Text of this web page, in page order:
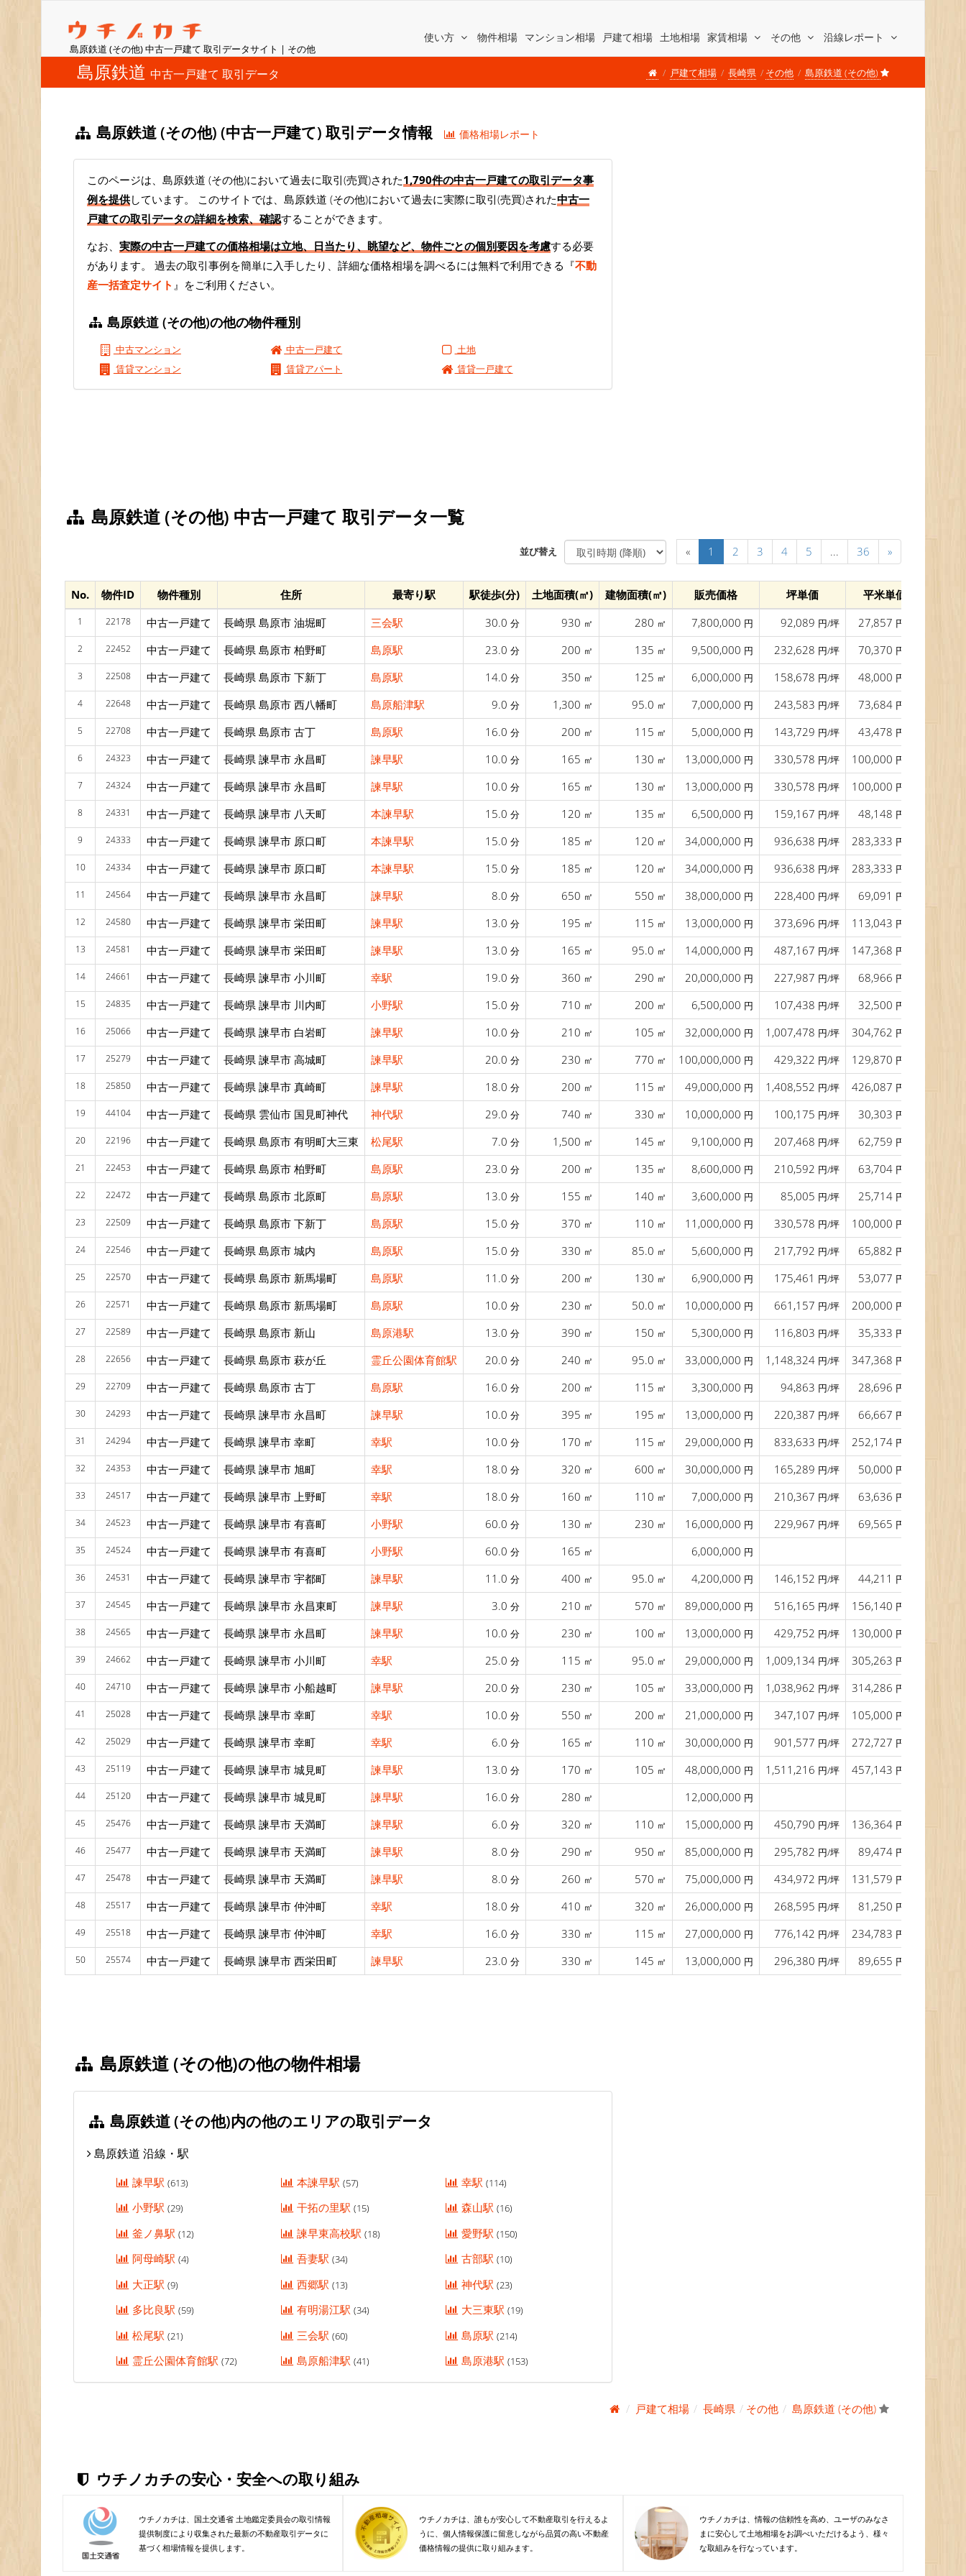
島原鉄道 (その他) 中古一戸建て 取引データサイト | その他
使い方 物件相場 マンション相場 戸建て相場 土地相場 家賃相場 その他 沿線レポート
島原鉄道 中古一戸建て 取引データ 戸建て相場 長崎県 その他 島原鉄道 (その他)
島原鉄道 (その他) (中古一戸建て) 取引データ情報 価格相場レポート
このページは、島原鉄道 (その他)において過去に取引(売買)された1,790件の中古一戸建ての取引データ事
例を提供しています。 このサイトでは、島原鉄道 (その他)において過去に実際に取引(売買)された中古一
戸建ての取引データの詳細を検索、確認することができます。
なお、 実際の中古一戸建ての価格相場は立地、日当たり、眺望など、物件ごとの個別要因を考慮する必要
があります。 過去の取引事例を簡単に入手したり、詳細な価格相場を調べるには無料で利用できる『不動
産一括査定サイト 』をご利用ください。
島原鉄道 (その他)の他の物件種別
中古マンション 中古一戸建て
土地
賃貸マンション
賃貸アパート 賃貸一戸建て
島原鉄道 (その他) 中古一戸建て 取引データ一覧
並び替え « 1 2 3 4 5 ... 36 »
No. 物件ID 物件種別 住所 最寄り駅 駅徒歩(分) 土地面積(㎡) 建物面積(㎡) 販売価格 坪単価 平米単価
1 22178 中古一戸建て 長崎県 島原市 油堀町 三会駅 30.0 分 930 ㎡ 280 ㎡ 7,800,000 円 92,089 円/坪 27,857 円/㎡
2 22452 中古一戸建て 長崎県 島原市 柏野町 島原駅 23.0 分 200 ㎡ 135 ㎡ 9,500,000 円 232,628 円/坪 70,370 円/㎡
3 22508 中古一戸建て 長崎県 島原市 下新丁 島原駅 14.0 分 350 ㎡ 125 ㎡ 6,000,000 円 158,678 円/坪 48,000 円/㎡
4 22648 中古一戸建て 長崎県 島原市 西八幡町 島原船津駅 9.0 分 1,300 ㎡ 95.0 ㎡ 7,000,000 円 243,583 円/坪 73,684 円/㎡
5 22708 中古一戸建て 長崎県 島原市 古丁 島原駅 16.0 分 200 ㎡ 115 ㎡ 5,000,000 円 143,729 円/坪 43,478 円/㎡
6 24323 中古一戸建て 長崎県 諫早市 永昌町 諫早駅 10.0 分 165 ㎡ 130 ㎡ 13,000,000 円 330,578 円/坪 100,000 円/㎡
7 24324 中古一戸建て 長崎県 諫早市 永昌町 諫早駅 10.0 分 165 ㎡ 130 ㎡ 13,000,000 円 330,578 円/坪 100,000 円/㎡
8 24331 中古一戸建て 長崎県 諫早市 八天町 本諫早駅 15.0 分 120 ㎡ 135 ㎡ 6,500,000 円 159,167 円/坪 48,148 円/㎡
9 24333 中古一戸建て 長崎県 諫早市 原口町 本諫早駅 15.0 分 185 ㎡ 120 ㎡ 34,000,000 円 936,638 円/坪 283,333 円/㎡
10 24334 中古一戸建て 長崎県 諫早市 原口町 本諫早駅 15.0 分 185 ㎡ 120 ㎡ 34,000,000 円 936,638 円/坪 283,333 円/㎡
11 24564 中古一戸建て 長崎県 諫早市 永昌町 諫早駅 8.0 分 650 ㎡ 550 ㎡ 38,000,000 円 228,400 円/坪 69,091 円/㎡
12 24580 中古一戸建て 長崎県 諫早市 栄田町 諫早駅 13.0 分 195 ㎡ 115 ㎡ 13,000,000 円 373,696 円/坪 113,043 円/㎡
13 24581 中古一戸建て 長崎県 諫早市 栄田町 諫早駅 13.0 分 165 ㎡ 95.0 ㎡ 14,000,000 円 487,167 円/坪 147,368 円/㎡
14 24661 中古一戸建て 長崎県 諫早市 小川町 幸駅 19.0 分 360 ㎡ 290 ㎡ 20,000,000 円 227,987 円/坪 68,966 円/㎡
15 24835 中古一戸建て 長崎県 諫早市 川内町 小野駅 15.0 分 710 ㎡ 200 ㎡ 6,500,000 円 107,438 円/坪 32,500 円/㎡
16 25066 中古一戸建て 長崎県 諫早市 白岩町 諫早駅 10.0 分 210 ㎡ 105 ㎡ 32,000,000 円 1,007,478 円/坪 304,762 円/㎡
17 25279 中古一戸建て 長崎県 諫早市 高城町 諫早駅 20.0 分 230 ㎡ 770 ㎡ 100,000,000 円 429,322 円/坪 129,870 円/㎡
18 25850 中古一戸建て 長崎県 諫早市 真崎町 諫早駅 18.0 分 200 ㎡ 115 ㎡ 49,000,000 円 1,408,552 円/坪 426,087 円/㎡
19 44104 中古一戸建て 長崎県 雲仙市 国見町神代 神代駅 29.0 分 740 ㎡ 330 ㎡ 10,000,000 円 100,175 円/坪 30,303 円/㎡
20 22196 中古一戸建て 長崎県 島原市 有明町大三東 松尾駅 7.0 分 1,500 ㎡ 145 ㎡ 9,100,000 円 207,468 円/坪 62,759 円/㎡
21 22453 中古一戸建て 長崎県 島原市 柏野町 島原駅 23.0 分 200 ㎡ 135 ㎡ 8,600,000 円 210,592 円/坪 63,704 円/㎡
22 22472 中古一戸建て 長崎県 島原市 北原町 島原駅 13.0 分 155 ㎡ 140 ㎡ 3,600,000 円 85,005 円/坪 25,714 円/㎡
23 22509 中古一戸建て 長崎県 島原市 下新丁 島原駅 15.0 分 370 ㎡ 110 ㎡ 11,000,000 円 330,578 円/坪 100,000 円/㎡
24 22546 中古一戸建て 長崎県 島原市 城内 島原駅 15.0 分 330 ㎡ 85.0 ㎡ 5,600,000 円 217,792 円/坪 65,882 円/㎡
25 22570 中古一戸建て 長崎県 島原市 新馬場町 島原駅 11.0 分 200 ㎡ 130 ㎡ 6,900,000 円 175,461 円/坪 53,077 円/㎡
26 22571 中古一戸建て 長崎県 島原市 新馬場町 島原駅 10.0 分 230 ㎡ 50.0 ㎡ 10,000,000 円 661,157 円/坪 200,000 円/㎡
27 22589 中古一戸建て 長崎県 島原市 新山 島原港駅 13.0 分 390 ㎡ 150 ㎡ 5,300,000 円 116,803 円/坪 35,333 円/㎡
28 22656 中古一戸建て 長崎県 島原市 萩が丘 霊丘公園体育館駅 20.0 分 240 ㎡ 95.0 ㎡ 33,000,000 円 1,148,324 円/坪 347,368 円/㎡
29 22709 中古一戸建て 長崎県 島原市 古丁 島原駅 16.0 分 200 ㎡ 115 ㎡ 3,300,000 円 94,863 円/坪 28,696 円/㎡
30 24293 中古一戸建て 長崎県 諫早市 永昌町 諫早駅 10.0 分 395 ㎡ 195 ㎡ 13,000,000 円 220,387 円/坪 66,667 円/㎡
31 24294 中古一戸建て 長崎県 諫早市 幸町 幸駅 10.0 分 170 ㎡ 115 ㎡ 29,000,000 円 833,633 円/坪 252,174 円/㎡
32 24353 中古一戸建て 長崎県 諫早市 旭町 幸駅 18.0 分 320 ㎡ 600 ㎡ 30,000,000 円 165,289 円/坪 50,000 円/㎡
33 24517 中古一戸建て 長崎県 諫早市 上野町 幸駅 18.0 分 160 ㎡ 110 ㎡ 7,000,000 円 210,367 円/坪 63,636 円/㎡
34 24523 中古一戸建て 長崎県 諫早市 有喜町 小野駅 60.0 分 130 ㎡ 230 ㎡ 16,000,000 円 229,967 円/坪 69,565 円/㎡
35 24524 中古一戸建て 長崎県 諫早市 有喜町 小野駅 60.0 分 165 ㎡ 6,000,000 円
36 24531 中古一戸建て 長崎県 諫早市 宇都町 諫早駅 11.0 分 400 ㎡ 95.0 ㎡ 4,200,000 円 146,152 円/坪 44,211 円/㎡
37 24545 中古一戸建て 長崎県 諫早市 永昌東町 諫早駅 3.0 分 210 ㎡ 570 ㎡ 89,000,000 円 516,165 円/坪 156,140 円/㎡
38 24565 中古一戸建て 長崎県 諫早市 永昌町 諫早駅 10.0 分 230 ㎡ 100 ㎡ 13,000,000 円 429,752 円/坪 130,000 円/㎡
39 24662 中古一戸建て 長崎県 諫早市 小川町 幸駅 25.0 分 115 ㎡ 95.0 ㎡ 29,000,000 円 1,009,134 円/坪 305,263 円/㎡
40 24710 中古一戸建て 長崎県 諫早市 小船越町 諫早駅 20.0 分 230 ㎡ 105 ㎡ 33,000,000 円 1,038,962 円/坪 314,286 円/㎡
41 25028 中古一戸建て 長崎県 諫早市 幸町 幸駅 10.0 分 550 ㎡ 200 ㎡ 21,000,000 円 347,107 円/坪 105,000 円/㎡
42 25029 中古一戸建て 長崎県 諫早市 幸町 幸駅 6.0 分 165 ㎡ 110 ㎡ 30,000,000 円 901,577 円/坪 272,727 円/㎡
43 25119 中古一戸建て 長崎県 諫早市 城見町 諫早駅 13.0 分 170 ㎡ 105 ㎡ 48,000,000 円 1,511,216 円/坪 457,143 円/㎡
44 25120 中古一戸建て 長崎県 諫早市 城見町 諫早駅 16.0 分 280 ㎡ 12,000,000 円
45 25476 中古一戸建て 長崎県 諫早市 天満町 諫早駅 6.0 分 320 ㎡ 110 ㎡ 15,000,000 円 450,790 円/坪 136,364 円/㎡
46 25477 中古一戸建て 長崎県 諫早市 天満町 諫早駅 8.0 分 290 ㎡ 950 ㎡ 85,000,000 円 295,782 円/坪 89,474 円/㎡
47 25478 中古一戸建て 長崎県 諫早市 天満町 諫早駅 8.0 分 260 ㎡ 570 ㎡ 75,000,000 円 434,972 円/坪 131,579 円/㎡
48 25517 中古一戸建て 長崎県 諫早市 仲沖町 幸駅 18.0 分 410 ㎡ 320 ㎡ 26,000,000 円 268,595 円/坪 81,250 円/㎡
49 25518 中古一戸建て 長崎県 諫早市 仲沖町 幸駅 16.0 分 330 ㎡ 115 ㎡ 27,000,000 円 776,142 円/坪 234,783 円/㎡
50 25574 中古一戸建て 長崎県 諫早市 西栄田町 諫早駅 23.0 分 330 ㎡ 145 ㎡ 13,000,000 円 296,380 円/坪 89,655 円/㎡
島原鉄道 (その他)の他の物件相場
島原鉄道 (その他)内の他のエリアの取引データ
島原鉄道 沿線・駅
諫早駅(613) 本諫早駅(57) 幸駅(114)
小野駅(29) 干拓の里駅(15) 森山駅(16)
釜ノ鼻駅(12) 諫早東高校駅(18) 愛野駅(150)
阿母崎駅(4) 吾妻駅(34) 古部駅(10)
大正駅(9) 西郷駅(13) 神代駅(23)
多比良駅(59) 有明湯江駅(34) 大三東駅(19)
松尾駅(21) 三会駅(60) 島原駅(214)
霊丘公園体育館駅(72) 島原船津駅(41) 島原港駅(153)
戸建て相場 長崎県 その他 島原鉄道 (その他)
ウチノカチの安心・安全への取り組み
ウチノカチは、国土交通省 土地鑑定委員会の取引情報
提供制度により収集された最新の不動産取引データに
基づく相場情報を提供します。
ウチノカチは、誰もが安心して不動産取引を行えるよ
うに、個人情報保護に留意しながら品質の高い不動産
価格情報の提供に取り組みます。
ウチノカチは、情報の信頼性を高め、ユーザのみなさ
まに安心して土地相場をお調べいただけるよう、様々
な取組みを行なっています。